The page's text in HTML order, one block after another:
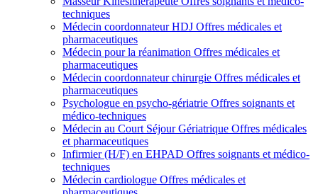
techniques
Médecin coordonnateur HDJ Offres médicales et
pharmaceutiques
Médecin pour la réanimation Offres médicales et
pharmaceutiques
Médecin coordonnateur chirurgie Offres médicales et
pharmaceutiques
Psychologue en psycho-gériatrie Offres soignants et
médico-techniques
Médecin au Court Séjour Gériatrique Offres médicales
et pharmaceutiques
Infirmier (H/F) en EHPAD Offres soignants et médico-
techniques
Médecin cardiologue Offres médicales et